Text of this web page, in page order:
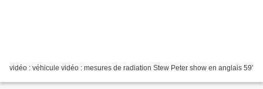
vidéo : véhicule vidéo : mesures de radiation Stew Peter show en anglais 59'